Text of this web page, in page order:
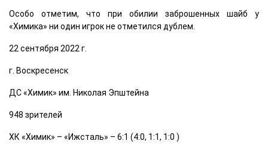
Особо отметим, что при обилии заброшенных шайб у
«Химика» ни один игрок не отметился дублем.
22 сентября 2022 г.
г. Воскресенск
ДС «Химик» им. Николая Эпштейна
948 зрителей
ХК «Химик» – «Ижсталь» – 6:1 (4:0, 1:1, 1:0 )